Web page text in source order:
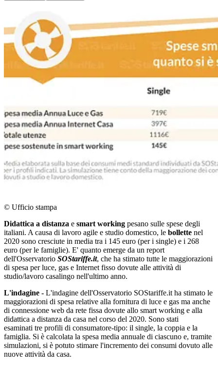
© Ufficio stampa
Didattica a distanza e smart working pesano sulle spese degli
italiani. A causa di lavoro agile e studio domestico, le bollette nel
2020 sono cresciute in media tra i 145 euro (per i single) e i 268
euro (per le famiglie). E' quanto emerge da un report
dell'Osservatorio SOStariffe.it, che ha stimato tutte le maggiorazioni
di spesa per luce, gas e Internet fisso dovute alle attività di
studio/lavoro casalingo nell'ultimo anno.
L'indagine - L'indagine dell'Osservatorio SOStariffe.it ha stimato le
maggiorazioni di spesa relative alla fornitura di luce e gas ma anche
di connessione web da rete fissa dovute allo smart working e alla
didattica a distanza da casa nel corso del 2020. Sono stati
esaminati tre profili di consumatore-tipo: il single, la coppia e la
famiglia. Si è calcolata la spesa media annuale di ciascuno e, tramite
simulazioni, si è potuto stimare l'incremento dei consumi dovuto alle
nuove attività da casa.